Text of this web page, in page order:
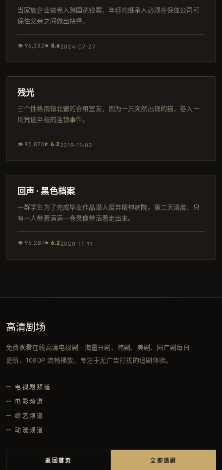
当家族企业被卷入跨国洗钱案，年轻的继承人必须在保住公司和
保住父亲之间做出抉择。
👁96,382⭐ 8.6 2024-07-27
韩剧
残光
三个性格南辕北辙的合租室友，因为一只突然出现的猫，卷入一
场荒诞至极的连锁事件。
👁95,876⭐ 6.22019-11-02
热播
回声 · 黑色档案
一群学生为了完成毕业作品潜入废弃精神病院。第二天清晨，只
有一人带着满满一卷录像带活着走出来。
👁95,287⭐ 6.22020-11-11
高清剧场
免费观看在线高清电视剧 · 海量日剧、韩剧、美剧、国产剧每日
更新，1080P 流畅播放，专注于无广告打扰的追剧体验。
电视剧频道
电影频道
综艺频道
动漫频道
返回首页 立即追剧